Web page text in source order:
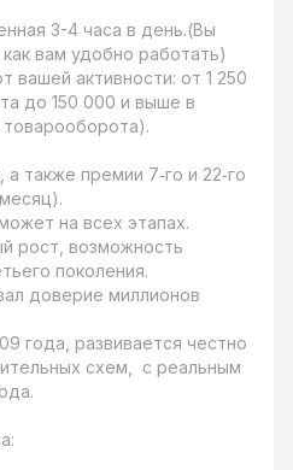
3-4 часа в день.(Вы
вам удобно работать)
вашей активности: от 1 250
до 150 000 и выше в
также премии 7‑го и 22‑го
на всех этапах.
рост, возможность
поколения.
доверие миллионов
года, развивается честно
схем,  с реальным